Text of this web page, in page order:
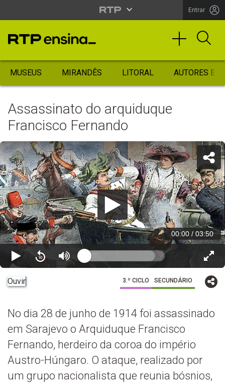
Entrar
MUSEUS MIRANDÊS LITORAL AUTORES
Assassinato do arquiduque
Francisco Fernando
00:00 / 03:50
Ouvir 3.º CICLO SECUNDÁRIO
No dia 28 de junho de 1914 foi assassinado
em Sarajevo o Arquiduque Francisco
Fernando, herdeiro da coroa do império
Austro-Húngaro. O ataque, realizado por
um grupo nacionalista que reunia bósnios,